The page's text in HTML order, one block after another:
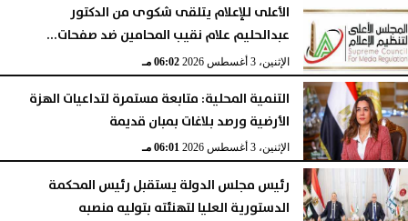
الأعلى للإعلام يتلقى شكوى من الدكتور
عبدالحليم علام نقيب المحامين ضد صفحات...
الإثنين، 3 أغسطس 2026 06:02 مـ
التنمية المحلية: متابعة مستمرة لتداعيات الهزة
الأرضية ورصد بلاغات بمبان قديمة
الإثنين، 3 أغسطس 2026 06:01 مـ
رئيس مجلس الدولة يستقبل رئيس المحكمة
الدستورية العليا لتهنئته بتوليه منصبه